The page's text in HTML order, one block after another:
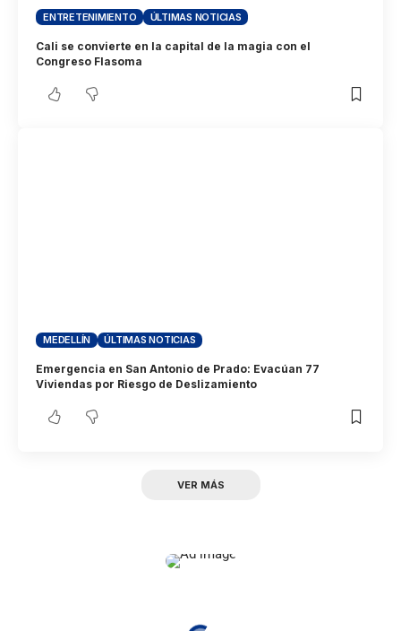
ENTRETENIMIENTO ÚLTIMAS NOTICIAS
Cali se convierte en la capital de la magia con el
Congreso Flasoma
MEDELLÍN ÚLTIMAS NOTICIAS
Emergencia en San Antonio de Prado: Evacúan 77
Viviendas por Riesgo de Deslizamiento
VER MÁS